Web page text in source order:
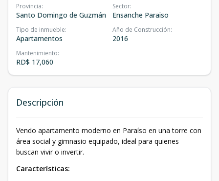
Provincia:
Santo Domingo de Guzmán
Sector:
Ensanche Paraiso
Tipo de inmueble:
Apartamentos
Año de Construcción:
2016
Mantenimiento:
RD$ 17,060
Descripción
Vendo apartamento moderno en Paraíso en una torre con
área social y gimnasio equipado, ideal para quienes
buscan vivir o invertir.
Características: